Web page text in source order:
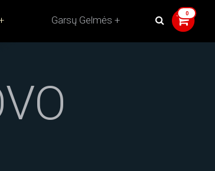
Garsų Gelmės